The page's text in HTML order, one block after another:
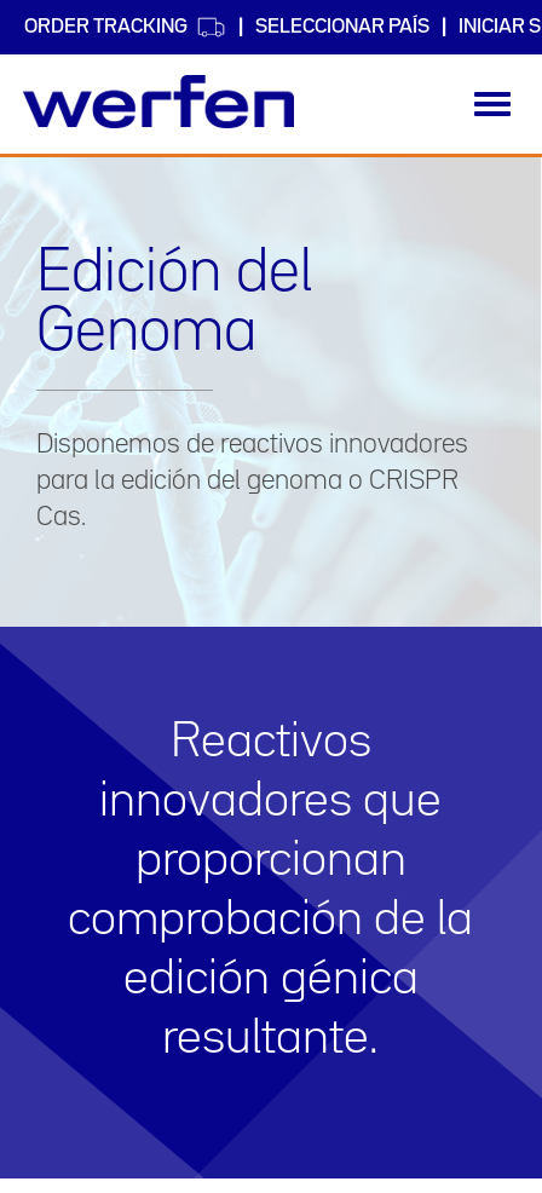
ORDER TRACKING SELECCIONAR PAÍS INICIAR
contenido
principal
Edición del
Genoma
Disponemos de reactivos innovadores
para la edición del genoma o CRISPR
Cas.
Reactivos
innovadores que
proporcionan
comprobación de la
edición génica
resultante.